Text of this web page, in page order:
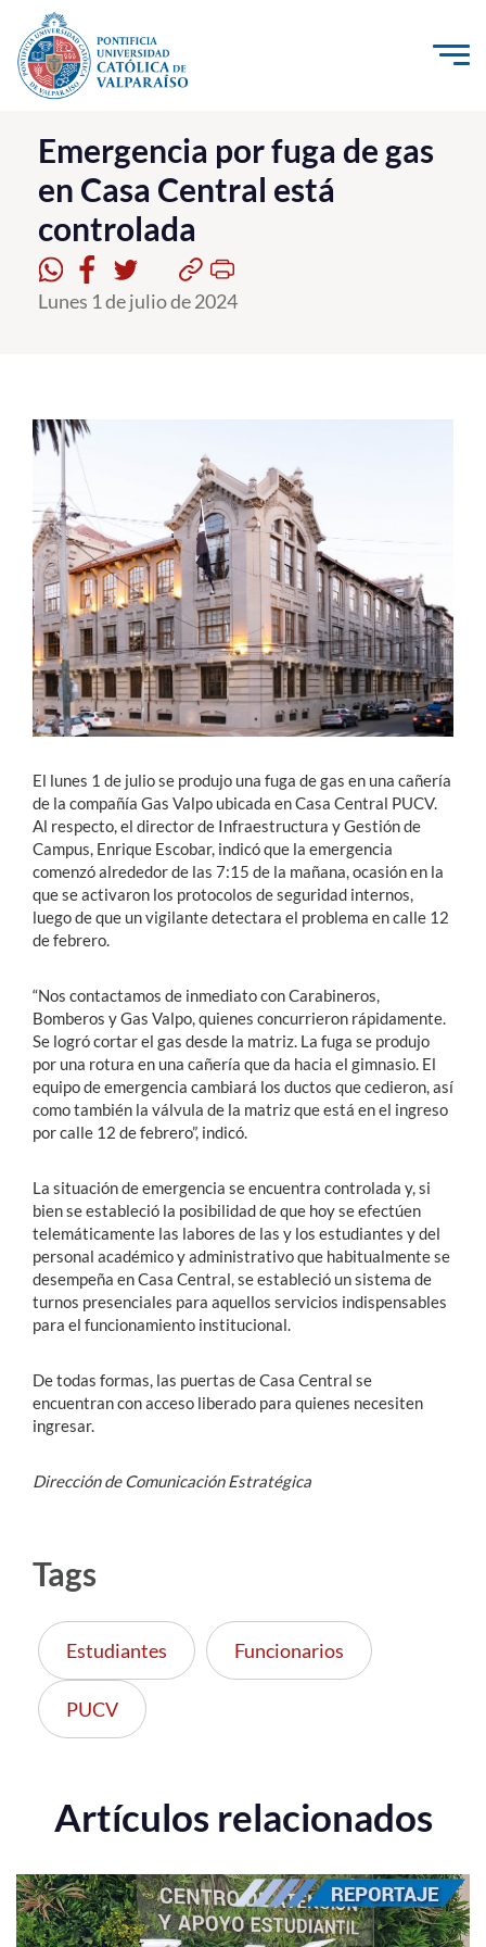
Click acá para ir directamente al contenido
La Universidad
Investigación, Creación e Innovación
PUCV Internacional
Vinculación con el Medio
Postgrado
Estudiantes
Académicos
Funcionarios
Alumni
Emergencia por fuga de gas
en Casa Central está
controlada
Lunes 1 de julio de 2024
El lunes 1 de julio se produjo una fuga de gas en una cañería
de la compañía Gas Valpo ubicada en Casa Central PUCV.
Al respecto, el director de Infraestructura y Gestión de
Campus, Enrique Escobar, indicó que la emergencia
comenzó alrededor de las 7:15 de la mañana, ocasión en la
que se activaron los protocolos de seguridad internos,
luego de que un vigilante detectara el problema en calle 12
de febrero.
“Nos contactamos de inmediato con Carabineros,
Bomberos y Gas Valpo, quienes concurrieron rápidamente.
Se logró cortar el gas desde la matriz. La fuga se produjo
por una rotura en una cañería que da hacia el gimnasio. El
equipo de emergencia cambiará los ductos que cedieron, así
como también la válvula de la matriz que está en el ingreso
por calle 12 de febrero”, indicó.
La situación de emergencia se encuentra controlada y, si
bien se estableció la posibilidad de que hoy se efectúen
telemáticamente las labores de las y los estudiantes y del
personal académico y administrativo que habitualmente se
desempeña en Casa Central, se estableció un sistema de
turnos presenciales para aquellos servicios indispensables
para el funcionamiento institucional.
De todas formas, las puertas de Casa Central se
encuentran con acceso liberado para quienes necesiten
ingresar.
Dirección de Comunicación Estratégica
Tags
Estudiantes Funcionarios
PUCV
Artículos relacionados